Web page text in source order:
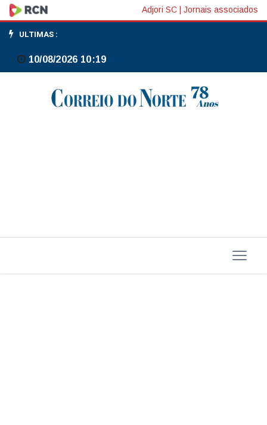
TV
Brasil
exibe
neste
Campeonato
Adjori SC Jornais associados
ULTIMAS :
10/08/2026 10:19